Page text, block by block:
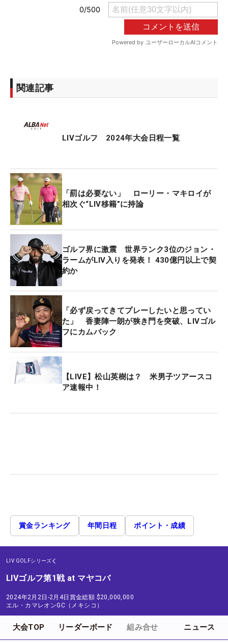
関連記事
LIVゴルフ 2024年大会日程一覧
「罰は必要ない」 ローリー・マキロイが
相次ぐ“LIV移籍”に持論
ゴルフ界に激震 世界ランク3位のジョン・
ラームがLIV入りを発表！ 430億円以上で契
約か
「必ず戻ってきてプレーしたいと思ってい
た」 香妻陣一朗が狭き門を突破、LIVゴル
フにカムバック
【LIVE】松山英樹は？ 米男子ツアースコ
ア速報中！
賞金ランキング 年間日程 ポイント・成績
LIV GOLFシリーズ
LIVゴルフ第1戦 at マヤコバ
2024年2月2日-2月4日 賞金総額 $20,000,000
エル・カマレオンGC（メキシコ）
大会TOP リーダーボード 組み合せ ニュース